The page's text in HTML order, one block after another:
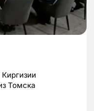
Томска